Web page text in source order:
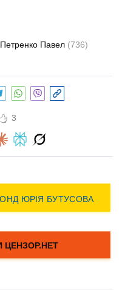
Петренко Павел (736)
3